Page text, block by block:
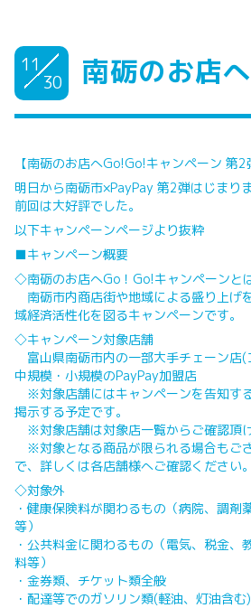
11
30 南砺のお店
【南砺のお店へGo!Go!キャンペーン 第2
明日から南砺市×PayPay 第2弾はじまり
前回は大好評でした。
以下キャンペーンページより抜粋
■キャンペーン概要
◇南砺のお店へGo！Go!キャンペーンと
南砺市内商店街や地域による盛り上げ
域経済活性化を図るキャンペーンです。
◇キャンペーン対象店舗
富山県南砺市内の一部大手チェーン店(
中規模・小規模のPayPay加盟店
※対象店舗にはキャンペーンを告知す
掲示する予定です。
※対象店舗は対象店一覧からご確認頂け
※対象となる商品が限られる場合もご
で、詳しくは各店舗様へご確認ください。
◇対象外
・健康保険料が関わるもの（病院、調剤
等）
・公共料金に関わるもの（電気、税金、
料等）
・金券類、チケット類全般
・配達等でのガソリン類(軽油、灯油含